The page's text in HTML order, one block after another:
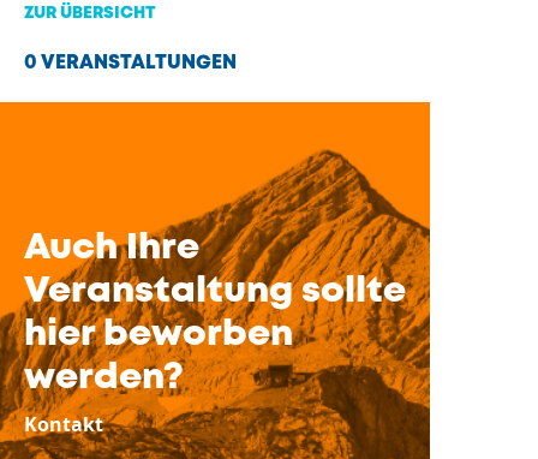
ZUR ÜBERSICHT
0 VERANSTALTUNGEN
Auch Ihre
Veranstaltung sollte
hier beworben
werden?
Kontakt